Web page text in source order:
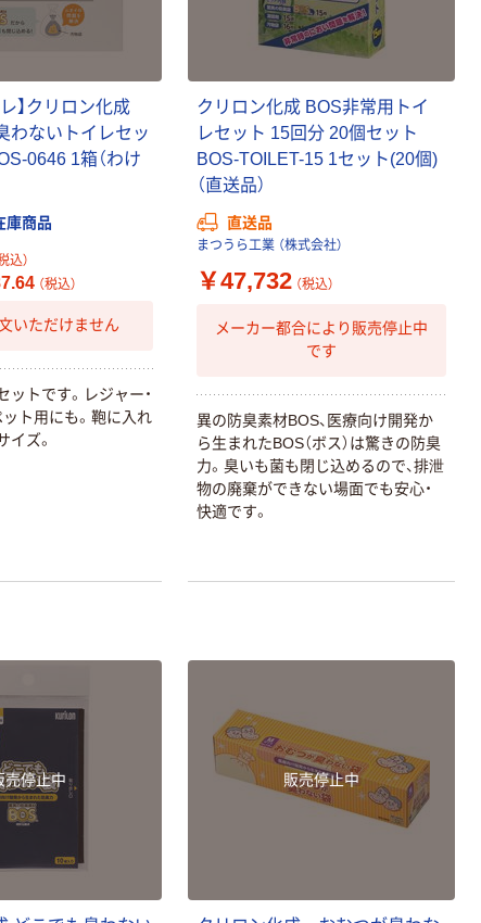
】クリロン化成
わないトイレセッ
0646 1箱（わけ
庫商品
込）
（税込）
いただけません
ットです。レジャー・
ット用にも。鞄に入れ
イズ。
クリロン化成 BOS非常用トイ
レセット 15回分 20個セット
BOS-TOILET-15 1セット(20個)
（直送品）
直送品
まつうら工業 （株式会社）
￥47,732 （税込）
メーカー都合により販売停止中
です
異の防臭素材BOS、医療向け開発か
ら生まれたBOS（ボス）は驚きの防臭
力。臭いも菌も閉じ込めるので、排泄
物の廃棄ができない場面でも安心・
快適です。
売停止中 販売停止中